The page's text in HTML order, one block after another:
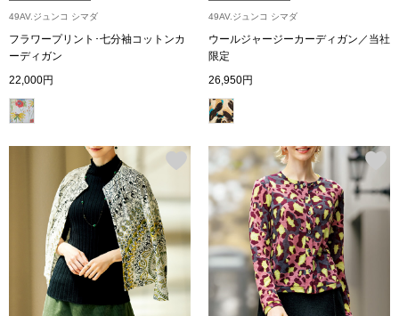
／チュニック
ダーウェア
ショルダーバ
ボディバッグ
リュック･バッ
ボストンバッグ
スーツケース
49AV.ジュンコ シマダ
フラワープリント･七分袖コットンカ
ーディガン
22,000円
49AV.ジュンコ シマダ
ウールジャージーカーディガン／当社
限定
26,950円